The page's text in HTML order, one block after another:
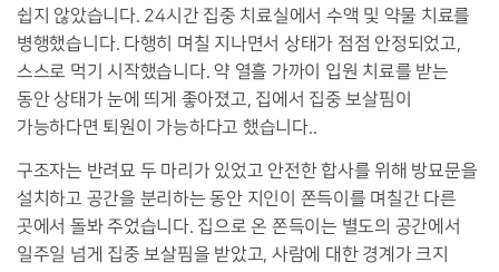
쉽지 않았습니다. 24시간 집중 치료실에서 수액 및 약물 치료를
병행했습니다. 다행히 며칠 지나면서 상태가 점점 안정되었고,
스스로 먹기 시작했습니다.약 열흘 가까이 입원 치료를 받는
동안 상태가 눈에 띄게 좋아졌고, 집에서 집중 보살핌이
가능하다면 퇴원이 가능하다고 했습니다..
구조자는 반려묘 두 마리가 있었고 안전한 합사를 위해 방묘문을
설치하고 공간을 분리하는 동안 지인이 쫀득이를 며칠간 다른
곳에서 돌봐 주었습니다. 집으로 온 쫀득이는 별도의 공간에서
일주일 넘게 집중 보살핌을 받았고, 사람에 대한 경계가 크지